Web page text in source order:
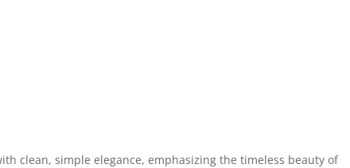
clean, simple elegance, emphasizing the timeless beauty of